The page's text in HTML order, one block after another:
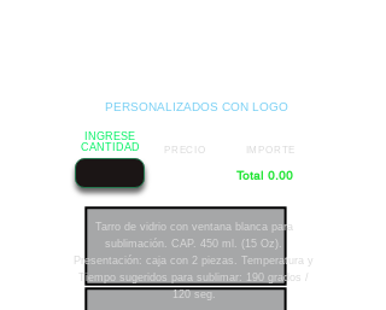
PERSONALIZADOS CON LOGO
INGRESE
CANTIDAD
Total 0.00
IMPORTE
PRECIO
Tarro de vidrio con ventana blanca para
sublimación. CAP. 450 ml. (15 Oz).
Presentación: caja con 2 piezas. Temperatura y
Tiempo sugeridos para sublimar: 190 grados /
120 seg.